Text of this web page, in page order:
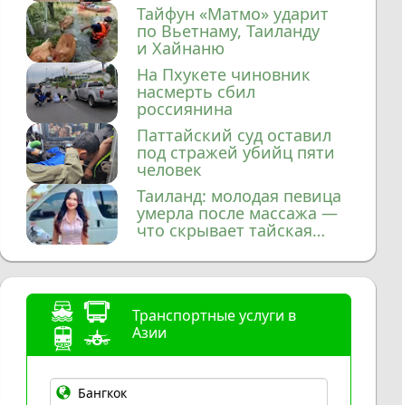
Тайфун «Матмо» ударит
по Вьетнаму, Таиланду
и Хайнаню
На Пхукете чиновник
насмерть сбил
россиянина
Паттайский суд оставил
под стражей убийц пяти
человек
Таиланд: молодая певица
умерла после массажа —
что скрывает тайская
медицина?
Транспортные услуги в
Азии